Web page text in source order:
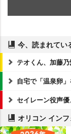
今、読まれてい
テオくん、加藤
自宅で「温泉卵
セイレーン役声
オリコン イン